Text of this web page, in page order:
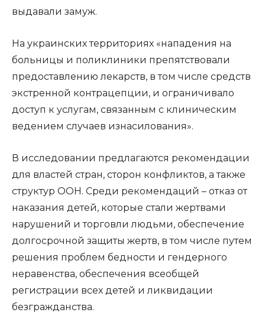
выдавали замуж.
На украинских территориях «нападения на
больницы и поликлиники препятствовали
предоставлению лекарств, в том числе средств
экстренной контрацепции, и ограничивало
доступ к услугам, связанным с клиническим
ведением случаев изнасилования».
В исследовании предлагаются рекомендации
для властей стран, сторон конфликтов, а также
структур ООН. Среди рекомендаций – отказ от
наказания детей, которые стали жертвами
нарушений и торговли людьми, обеспечение
долгосрочной защиты жертв, в том числе путем
решения проблем бедности и гендерного
неравенства, обеспечения всеобщей
регистрации всех детей и ликвидации
безгражданства.